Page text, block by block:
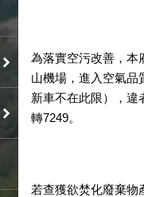
為落實空污改善，本
山機場，進入空氣品
新車不在此限），違
轉7249。
若查獲欲焚化廢棄物